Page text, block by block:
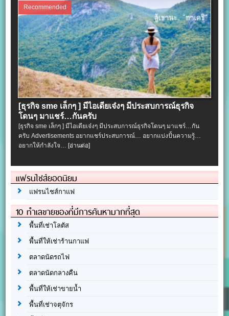
Recommended
[ธุรกิจ sme เล็กๆ ] มีไอเดียเจ๋งๆ มีประสบการณ์ธุรกิจ
โดนๆ มาแชร์…กันครับ
[ธุรกิจ sme เล็กๆ ] มีไอเดียเจ๋งๆ มีประสบการณ์ธุรกิจโดนๆ มาแชร์…กัน
ครับ Advertisements อยากแชร์ประสบการณ์… อยากแบ่งปั้นความรู้…
อยากให้กำลังใจ… [อ่านต่อ]
แฟรนไชส์ยอดนิยม
แฟรนไชส์กาแฟ
10 ทำเลขายของที่มีการค้นหามากที่สุด
พื้นที่เช่าโลตัส
พื้นที่ให้เช่าร้านกาแฟ
ตลาดนัดรถไฟ
ตลาดนัดกลางคืน
พื้นที่ให้เช่าขายน้ำ
พื้นที่เช่าจตุจักร